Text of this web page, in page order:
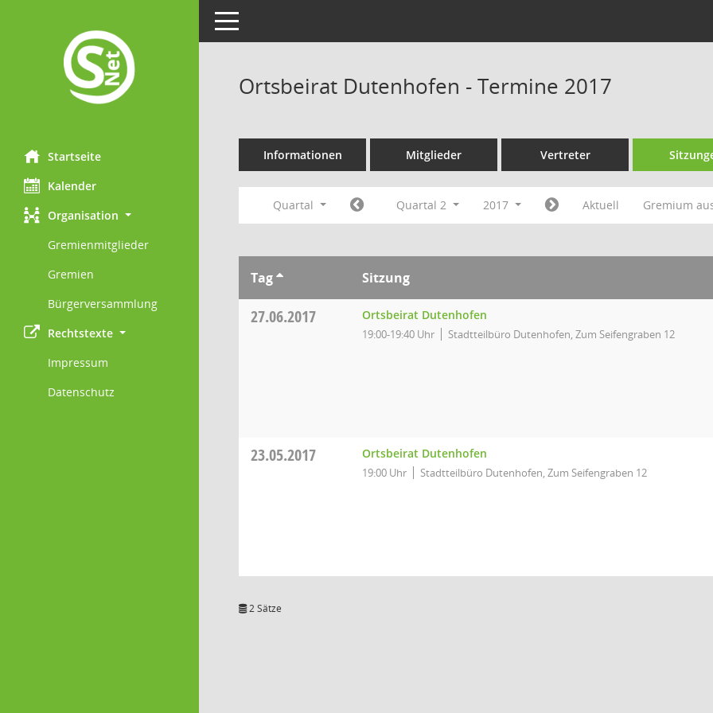
Startseite
Kalender
Organisation
Gremienmitglieder
Gremien
Bürgerversammlung
Rechtstexte
Impressum
Datenschutz
Toggle navigation
Ortsbeirat Dutenhofen - Termine 2017
Informationen Mitglieder Vertreter
Quartal Quartal 2 2017 Aktuell Gremium
Tag Sitzung
27.06.2017 Ortsbeirat Dutenhofen
19:00-19:40 Uhr Stadtteilbüro Dutenhofen, Zum Seifengraben 12
23.05.2017 Ortsbeirat Dutenhofen
19:00 Uhr Stadtteilbüro Dutenhofen, Zum Seifengraben 12
2 Sätze